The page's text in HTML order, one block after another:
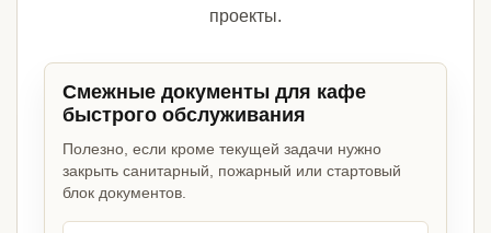
проекты.
Смежные документы для кафе
быстрого обслуживания
Полезно, если кроме текущей задачи нужно
закрыть санитарный, пожарный или стартовый
блок документов.